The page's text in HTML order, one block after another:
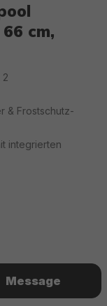
cm,
2
& Frostschutz-
integrierten
Message